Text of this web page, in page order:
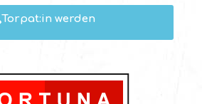
Torpat:in werden